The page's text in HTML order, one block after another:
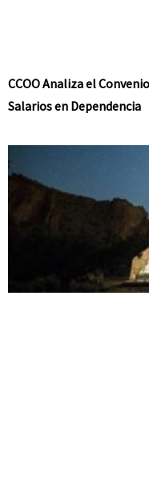
CCOO Analiza el
Salarios en Dependencia